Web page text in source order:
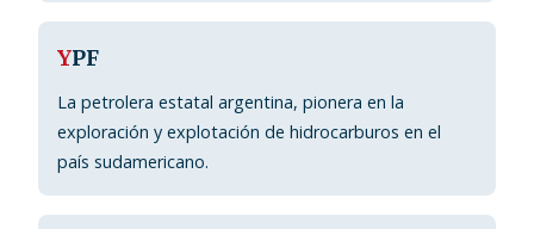
YPF
La petrolera estatal argentina, pionera en la
exploración y explotación de hidrocarburos en el
país sudamericano.